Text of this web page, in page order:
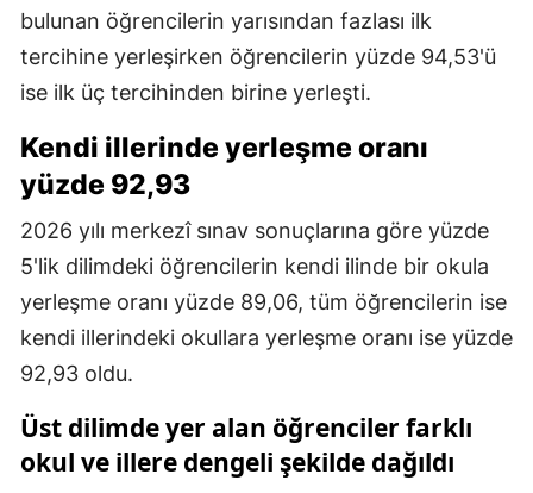
bulunan öğrencilerin yarısından fazlası ilk
tercihine yerleşirken öğrencilerin yüzde 94,53'ü
ise ilk üç tercihinden birine yerleşti.
Kendi illerinde yerleşme oranı
yüzde 92,93
2026 yılı merkezî sınav sonuçlarına göre yüzde
5'lik dilimdeki öğrencilerin kendi ilinde bir okula
yerleşme oranı yüzde 89,06, tüm öğrencilerin ise
kendi illerindeki okullara yerleşme oranı ise yüzde
92,93 oldu.
Üst dilimde yer alan öğrenciler farklı
okul ve illere dengeli şekilde dağıldı